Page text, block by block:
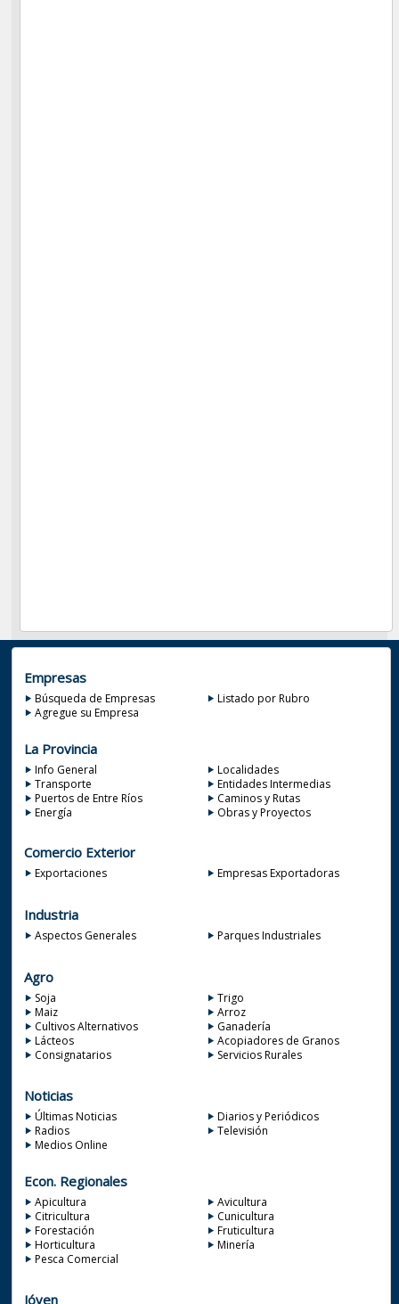
Empresas
Búsqueda de Empresas
Listado por Rubro
Agregue su Empresa
La Provincia
Info General
Localidades
Transporte
Entidades Intermedias
Puertos de Entre Ríos
Caminos y Rutas
Energía
Obras y Proyectos
Comercio Exterior
Exportaciones Empresas Exportadoras
Industria
Aspectos Generales Parques Industriales
Agro
Soja
Trigo
Maiz
Arroz
Cultivos Alternativos
Ganadería
Lácteos
Acopiadores de Granos
Consignatarios
Servicios Rurales
Noticias
Últimas Noticias
Diarios y Periódicos
Radios
Televisión
Medios Online
Econ. Regionales
Apicultura
Avicultura
Citricultura
Cunicultura
Forestación
Fruticultura
Horticultura
Minería
Pesca Comercial
Jóven